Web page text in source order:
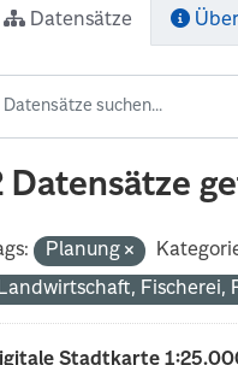
Datensätze
Datensätze
Planung
Landwirtschaft,
Stadtkarte